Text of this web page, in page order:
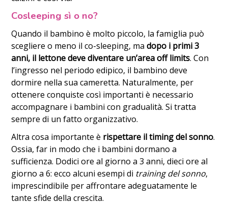
Cosleeping sì o no?
Quando il bambino è molto piccolo, la famiglia può
scegliere o meno il co-sleeping, madopo i primi 3
anni, il lettone deve diventare un’area off limits. Con
l’ingresso nel periodo edipico, il bambino deve
dormire nella sua cameretta. Naturalmente, per
ottenere conquiste così importanti è necessario
accompagnare i bambini con gradualità. Si tratta
sempre di un fatto organizzativo.
Altra cosa importante è rispettare il timing del sonno.
Ossia, far in modo che i bambini dormano a
sufficienza. Dodici ore al giorno a 3 anni, dieci ore al
giorno a 6: ecco alcuni esempi di training del sonno,
imprescindibile per affrontare adeguatamente le
tante sfide della crescita.